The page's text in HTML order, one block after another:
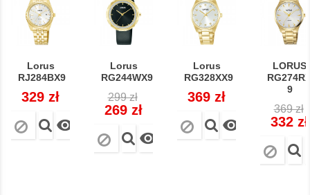
Lorus
RJ284BX9
Cena
329 zł

Lorus
RG244WX9
Cena
regularna
299 zł
269 zł

Lorus
RG328XX9
Cena
369 zł

LORUS
9
Cena
369 zł
332 zł